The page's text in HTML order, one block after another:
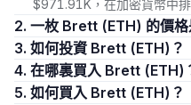
$971.91K，在加密貨幣中
2. 一枚 Brett (ETH) 的價
3. 如何投資 Brett (ETH)？
4. 在哪裏買入 Brett (ETH)
5. 如何買入 Brett (ETH)？